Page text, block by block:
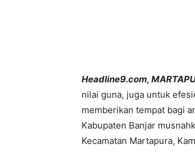
Headline9.com,
nilai guna, juga untuk
memberikan tempat bagi
Kabupaten Banjar
Kecamatan Martapura,